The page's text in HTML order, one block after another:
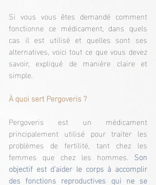
Si vous vous êtes demandé comment
fonctionne ce médicament, dans quels
cas il est utilisé et quelles sont ses
alternatives, voici tout ce que vous devez
savoir, expliqué de manière claire et
simple.
À quoi sert Pergoveris ?
Pergoveris est un médicament
principalement utilisé pour traiter les
problèmes de fertilité, tant chez les
femmes que chez les hommes. Son
objectif est d'aider le corps à accomplir
des fonctions reproductives qui ne se